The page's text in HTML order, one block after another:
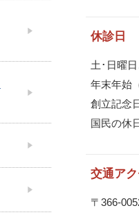
休診日
土･日曜
年末年始
創立記念
国民の休
交通ア
〒366-